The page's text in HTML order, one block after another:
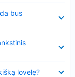
bus
lovelę?